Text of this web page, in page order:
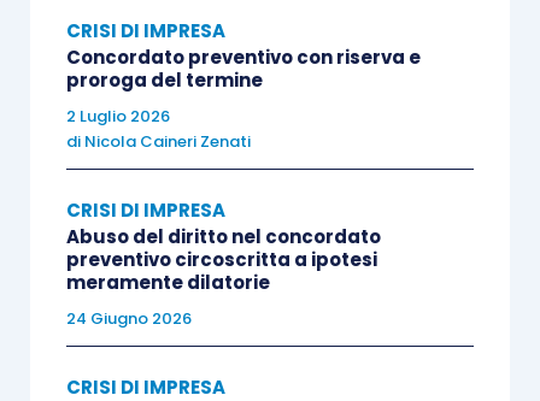
Tribunale, nonché l’assenza di attualità del danno,
comporta il rigetto del ricorso ex art. 2409 cc.
In motivazione il Tribunale di Milano, al fine di
dipanare le“interferenze tra il procedimento ex art.
2409 cc e il procedimento di composizione
negoziata della crisi”ha dato preminente valore
alla figura dell’Esperto e alle dichiarazioni da
CRISI DI IMPRESA
Concordato preventivo con riserva e
proroga del termine
2 Luglio 2026
di Nicola Caineri Zenati
CRISI DI IMPRESA
Abuso del diritto nel concordato
preventivo circoscritta a ipotesi
meramente dilatorie
24 Giugno 2026
CRISI DI IMPRESA